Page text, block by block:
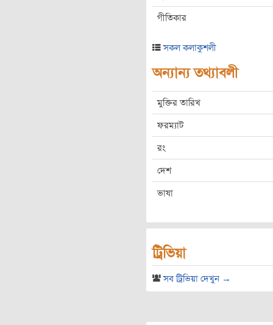
গীতিকার
সকল কলাকুশলী
অন্যান্য তথ্যাবলী
মুক্তির তারিখ
ফরম্যাট
রং
দেশ
ভাষা
ট্রিভিয়া
সব ট্রিভিয়া দেখুন →